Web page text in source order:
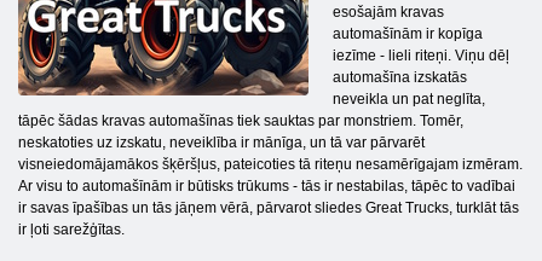
esošajām kravas
automašīnām ir kopīga
iezīme - lieli riteņi. Viņu dēļ
automašīna izskatās
neveikla un pat neglīta,
tāpēc šādas kravas automašīnas tiek sauktas par monstriem. Tomēr,
neskatoties uz izskatu, neveiklība ir mānīga, un tā var pārvarēt
visneiedomājamākos šķēršļus, pateicoties tā riteņu nesamērīgajam izmēram.
Ar visu to automašīnām ir būtisks trūkums - tās ir nestabilas, tāpēc to vadībai
ir savas īpašības un tās jāņem vērā, pārvarot sliedes Great Trucks, turklāt tās
ir ļoti sarežģītas.